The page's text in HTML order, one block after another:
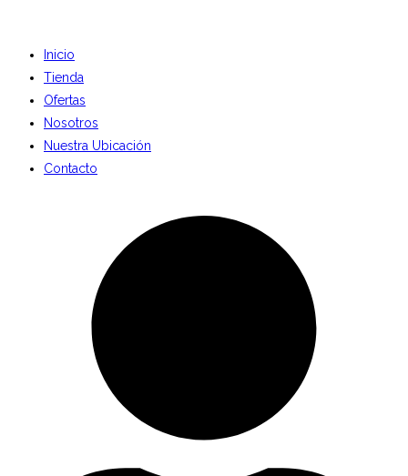
Inicio
Tienda
Ofertas
Nosotros
Nuestra Ubicación
Contacto